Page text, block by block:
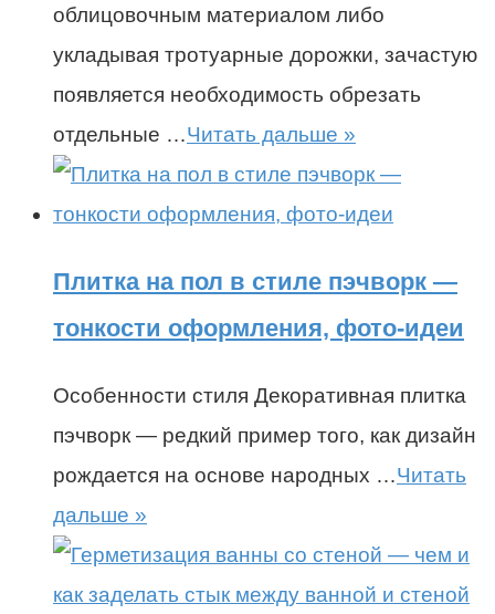
облицовочным материалом либо
укладывая тротуарные дорожки, зачастую
появляется необходимость обрезать
отдельные …Читать дальше »
Плитка на пол в стиле пэчворк —
тонкости оформления, фото-идеи
Особенности стиля Декоративная плитка
пэчворк — редкий пример того, как дизайн
рождается на основе народных …Читать
дальше »